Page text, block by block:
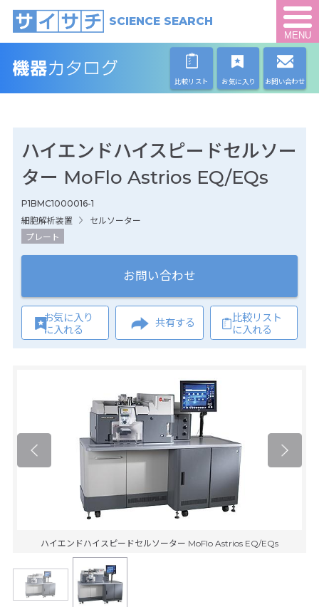
SCIENCE SEARCH
MENU
比較リスト お気に入り お問い合わせ
ハイエンドハイスピードセルソー
ター MoFlo Astrios EQ/EQs
P1BMC1000016-1
細胞解析装置
セルソーター
プレート
お問い合わせ
お気に入り
に入れる
共有する
比較リスト
に入れる
ハイエンドハイスピードセルソーター MoFlo Astrios EQ/EQs